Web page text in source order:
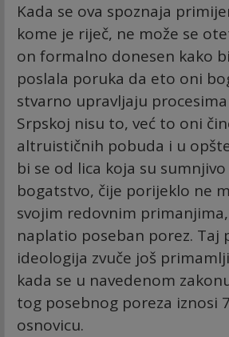
Kada se ova spoznaja
kome je riječ, ne može se
on formalno donesen kako
poslala poruka da eto oni
stvarno upravljaju
Srpskoj nisu to, već to oni
altruističnih pobuda i u
bi se od lica koja su
bogatstvo, čije porijeklo ne
svojim redovnim
naplatio poseban porez. Taj
ideologija zvuče još
kada se u navedenom
tog posebnog poreza iznosi
osnovicu.